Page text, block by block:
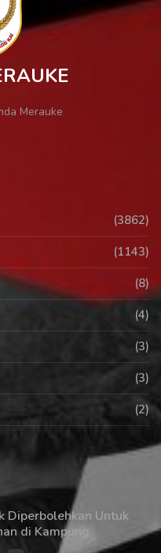
Merauke
(3862)
(1143)
(8)
(4)
(3)
(3)
(2)
Diperbolehkan Untuk
di Kampung